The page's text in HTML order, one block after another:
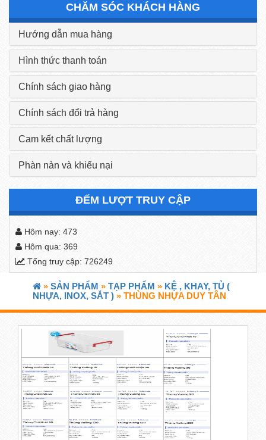
CHĂM SÓC KHÁCH HÀNG
Hướng dẫn mua hàng
Hình thức thanh toán
Chính sách giao hàng
Chính sách đổi trả hàng
Cam kết chất lượng
Phàn nàn và khiếu nại
ĐẾM LƯỢT TRUY CẬP
Hôm nay: 473
Hôm qua: 369
Tổng truy cập: 726249
» SẢN PHẨM » TẠP PHẨM » KỆ , KHAY, TỦ (
NHỰA, INOX, SẮT ) » THÙNG NHỰA DUY TÂN